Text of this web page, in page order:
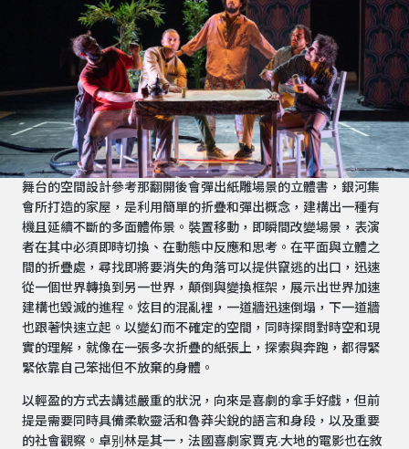
舞台的空間設計參考那翻開後會彈出紙雕場景的立體書，銀河集
會所打造的家屋，是利用簡單的折疊和彈出概念，建構出一種有
機且延續不斷的多面體佈景。裝置移動，即瞬間改變場景，表演
者在其中必須即時切換、在動態中反應和思考。在平面與立體之
間的折疊處，尋找即將要消失的角落可以提供竄逃的出口，迅速
從一個世界轉換到另一世界，顛倒與變換框架，展示出世界加速
建構也毀滅的進程。炫目的混亂裡，一道牆迅速倒塌，下一道牆
也跟著快速立起。以變幻而不確定的空間，同時探問對時空和現
實的理解，就像在一張多次折疊的紙張上，探索與奔跑，都得緊
緊依靠自己笨拙但不放棄的身體。
以輕盈的方式去講述嚴重的狀況，向來是喜劇的拿手好戲，但前
提是需要同時具備柔軟靈活和魯莽尖銳的語言和身段，以及重要
的社會觀察。卓别林是其一，法國喜劇家賈克·大地的電影也在敘